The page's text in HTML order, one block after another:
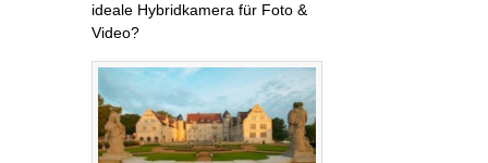
ideale Hybridkamera für Foto &
Video?